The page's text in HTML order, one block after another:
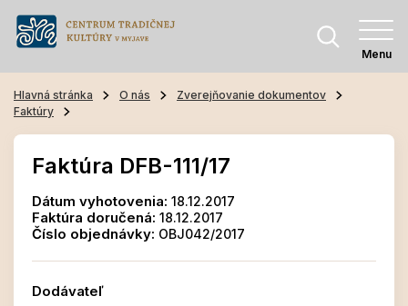
Menu
Hlavná stránka O nás
Zverejňovanie dokumentov
Faktúry
Faktúra DFB-111/17
Dátum vyhotovenia: 18.12.2017
Faktúra doručená: 18.12.2017
Číslo objednávky: OBJ042/2017
Dodávateľ